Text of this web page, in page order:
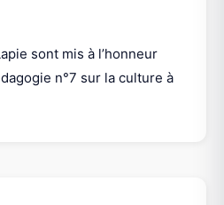
sont mis à l’honneur
n°7 sur la culture à